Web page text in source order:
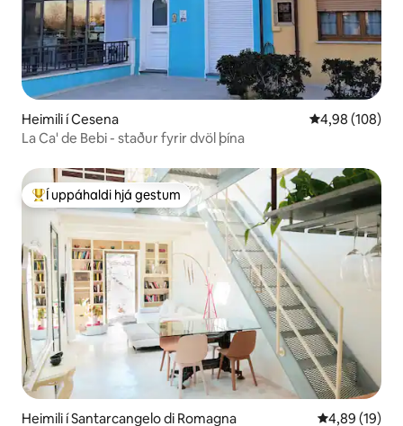
Heimili í Cesena 4,98 af 5 í
4,98 (108)
La Ca' de Bebi - staður fyrir dvöl þína
Í mestu uppáhaldi hjá gestum
Í uppáhaldi hjá gestum
Heimili í Santarcangelo di Romagna 4,89 af 5 í
4,89 (19)